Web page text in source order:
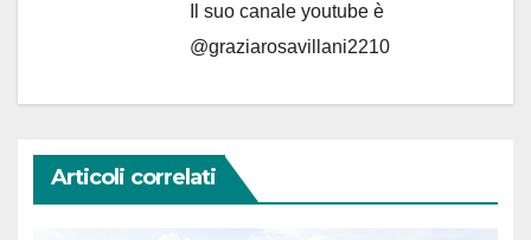
Il suo canale youtube è
@graziarosavillani2210
Articoli correlati